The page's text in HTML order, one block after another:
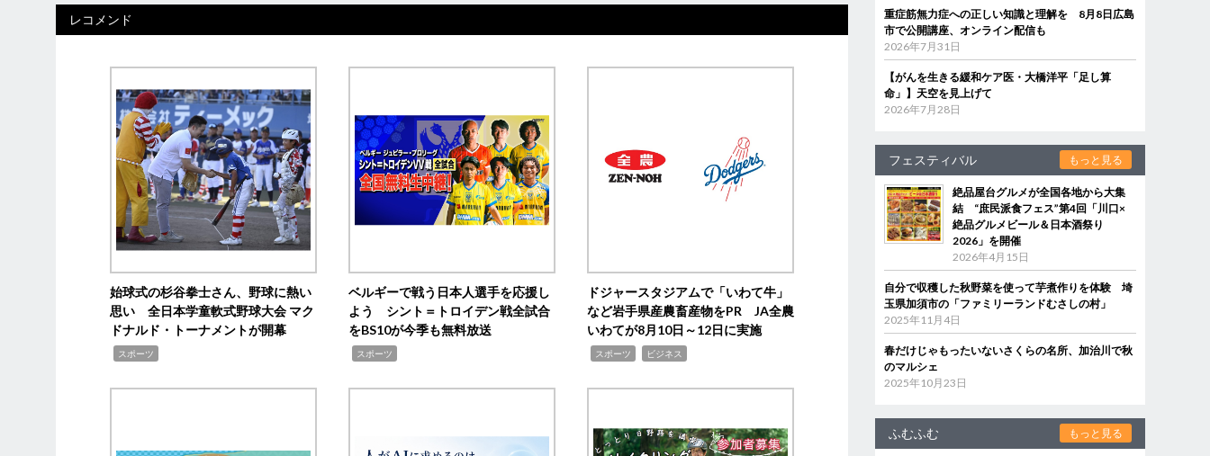
レコメンド
始球式の杉谷拳士さん、野球に熱い
思い 全日本学童軟式野球大会 マク
ドナルド・トーナメントが開幕
スポーツ
ベルギーで戦う日本人選手を応援し
よう シント＝トロイデン戦全試合
をBS10が今季も無料放送
スポーツ
ドジャースタジアムで「いわて牛」
など岩手県産農畜産物をPR JA全農
いわてが8月10日～12日に実施
スポーツ ビジネス
重症筋無力症への正しい知識と理解を 8月8日広島
市で公開講座、オンライン配信も
2026年7月31日
【がんを生きる緩和ケア医・大橋洋平「足し算
命」】天空を見上げて
2026年7月28日
フェスティバル もっと見る
絶品屋台グルメが全国各地から大集
結 “庶民派食フェス”第4回「川口×
絶品グルメビール＆日本酒祭り
2026」を開催
2026年4月15日
自分で収穫した秋野菜を使って芋煮作りを体験 埼
玉県加須市の「ファミリーランドむさしの村」
2025年11月4日
春だけじゃもったいないさくらの名所、加治川で秋
のマルシェ
2025年10月23日
ふむふむ もっと見る